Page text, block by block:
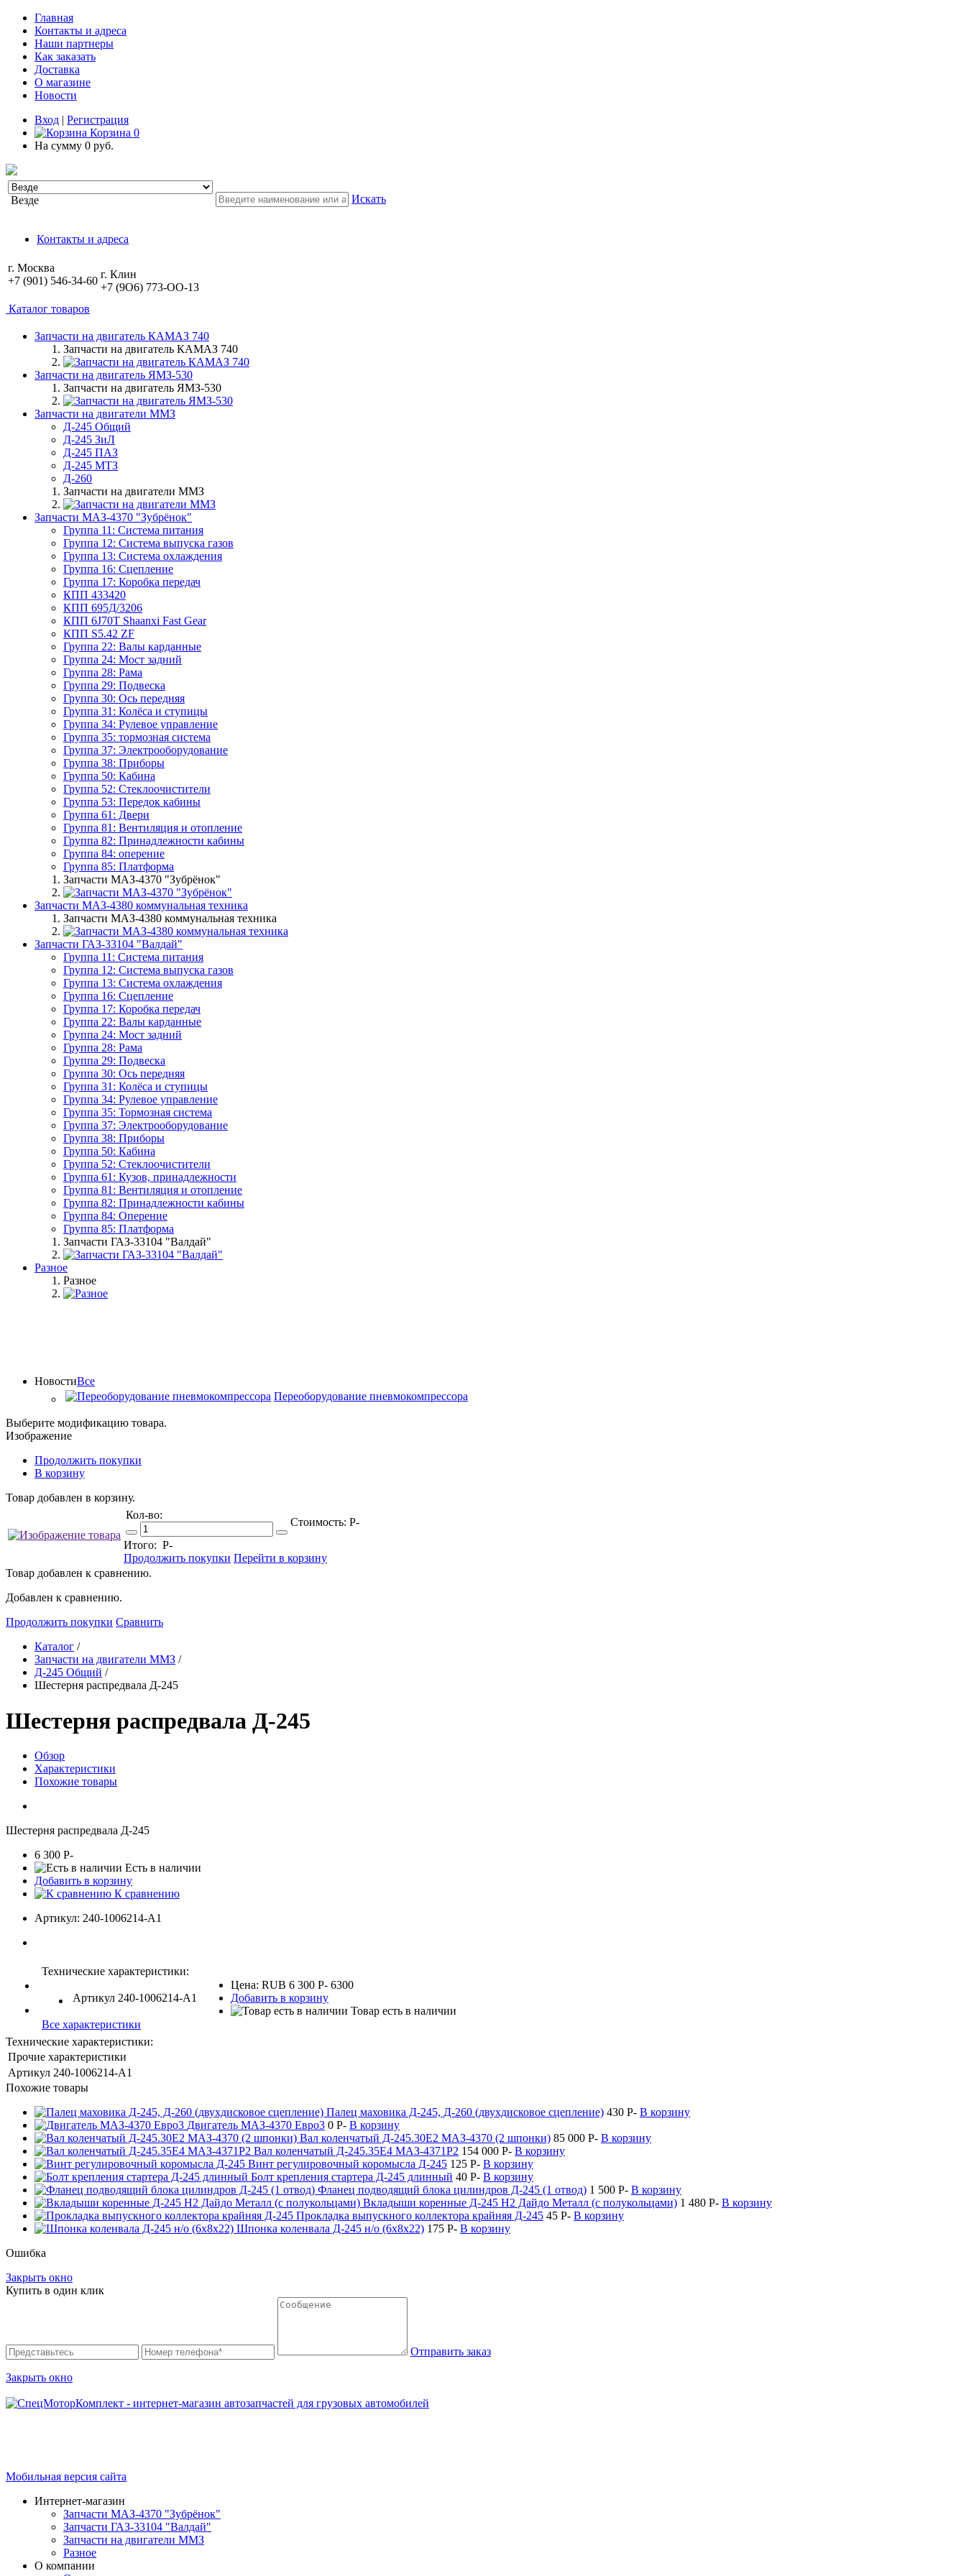
Главная
Контакты и адреса
Наши партнеры
Как заказать
Доставка
О магазине
Новости
Вход | Регистрация
Корзина 0
На сумму 0 руб.
Везде Искать
Контакты и адреса
г. Москва
+7 (901) 546-34-60
г. Клин
+7 (9O6) 773-OO-13
Каталог товаров
Запчасти на двигатель КАМАЗ 740
Запчасти на двигатель КАМАЗ 740
Запчасти на двигатель ЯМЗ-530
Запчасти на двигатель ЯМЗ-530
Запчасти на двигатели ММЗ
Д-245 Общий
Д-245 ЗиЛ
Д-245 ПАЗ
Д-245 МТЗ
Д-260
Запчасти на двигатели ММЗ
Запчасти МАЗ-4370 "Зубрёнок"
Группа 11: Система питания
Группа 12: Система выпуска газов
Группа 13: Система охлаждения
Группа 16: Сцепление
Группа 17: Коробка передач
КПП 433420
КПП 695Д/3206
КПП 6J70T Shaanxi Fast Gear
КПП S5.42 ZF
Группа 22: Валы карданные
Группа 24: Мост задний
Группа 28: Рама
Группа 29: Подвеска
Группа 30: Ось передняя
Группа 31: Колёса и ступицы
Группа 34: Рулевое управление
Группа 35: тормозная система
Группа 37: Электрооборудование
Группа 38: Приборы
Группа 50: Кабина
Группа 52: Стеклоочистители
Группа 53: Передок кабины
Группа 61: Двери
Группа 81: Вентиляция и отопление
Группа 82: Принадлежности кабины
Группа 84: оперение
Группа 85: Платформа
Запчасти МАЗ-4370 "Зубрёнок"
Запчасти МАЗ-4380 коммунальная техника
Запчасти МАЗ-4380 коммунальная техника
Запчасти ГАЗ-33104 "Валдай"
Группа 11: Система питания
Группа 12: Система выпуска газов
Группа 13: Система охлаждения
Группа 16: Сцепление
Группа 17: Коробка передач
Группа 22: Валы карданные
Группа 24: Мост задний
Группа 28: Рама
Группа 29: Подвеска
Группа 30: Ось передняя
Группа 31: Колёса и ступицы
Группа 34: Рулевое управление
Группа 35: Тормозная система
Группа 37: Электрооборудование
Группа 38: Приборы
Группа 50: Кабина
Группа 52: Стеклоочистители
Группа 61: Кузов, принадлежности
Группа 81: Вентиляция и отопление
Группа 82: Принадлежности кабины
Группа 84: Оперение
Группа 85: Платформа
Запчасти ГАЗ-33104 "Валдай"
Разное
Разное
НовостиВсе
Переоборудование пневмокомпрессора
Выберите модификацию товара.
Изображение
Продолжить покупки
В корзину
Товар добавлен в корзину.
Кол-во:
Стоимость: Р-
Итого: Р-
Продолжить покупки Перейти в корзину
Товар добавлен к сравнению.
Добавлен к сравнению.
Продолжить покупки Сравнить
Каталог /
Запчасти на двигатели ММЗ /
Д-245 Общий /
Шестерня распредвала Д-245
Шестерня распредвала Д-245
Обзор
Характеристики
Похожие товары
Шестерня распредвала Д-245
6 300 P-
Есть в наличии
Добавить в корзину
К сравнению
Артикул: 240-1006214-А1
Технические характеристики:
Артикул 240-1006214-А1
Все характеристики
Цена: RUB 6 300 P- 6300
Добавить в корзину
Товар есть в наличии
Технические характеристики:
Прочие характеристики
Артикул 240-1006214-А1
Похожие товары
Палец маховика Д-245, Д-260 (двухдисковое сцепление) 430 P- В корзину
Двигатель МАЗ-4370 Евро3 0 P- В корзину
Вал коленчатый Д-245.30Е2 МАЗ-4370 (2 шпонки) 85 000 P- В корзину
Вал коленчатый Д-245.35Е4 МАЗ-4371Р2 154 000 P- В корзину
Винт регулировочный коромысла Д-245 125 P- В корзину
Болт крепления стартера Д-245 длинный 40 P- В корзину
Фланец подводящий блока цилиндров Д-245 (1 отвод) 1 500 P- В корзину
Вкладыши коренные Д-245 Н2 Дайдо Металл (с полукольцами) 1 480 P- В корзину
Прокладка выпускного коллектора крайняя Д-245 45 P- В корзину
Шпонка коленвала Д-245 н/о (6х8х22) 175 P- В корзину
Ошибка
Закрыть окно
Купить в один клик
Отправить заказ
Закрыть окно
Мобильная версия сайта
Интернет-магазин
Запчасти МАЗ-4370 "Зубрёнок"
Запчасти ГАЗ-33104 "Валдай"
Запчасти на двигатели ММЗ
Разное
О компании